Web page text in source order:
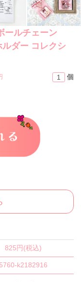
ールチェーン
ダー コレクシ
個
825円(税込)
5760-k2182916